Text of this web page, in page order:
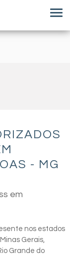
- MG
em
nos estados
Gerais,
Grande do